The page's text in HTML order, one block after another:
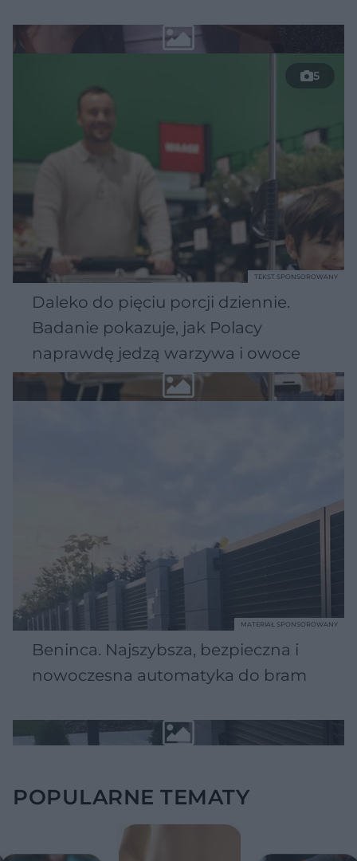
5
Daleko do pięciu porcji dziennie.
Badanie pokazuje, jak Polacy
naprawdę jedzą warzywa i owoce
TEKST SPONSOROWANY
Beninca. Najszybsza, bezpieczna i
nowoczesna automatyka do bram
MATERIAŁ SPONSOROWANY
POPULARNE TEMATY